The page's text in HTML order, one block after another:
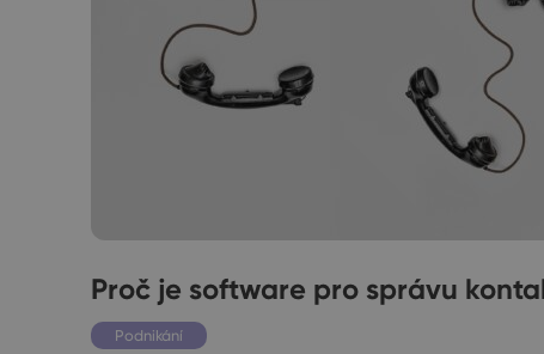
Proč je software pro správu
Podnikání